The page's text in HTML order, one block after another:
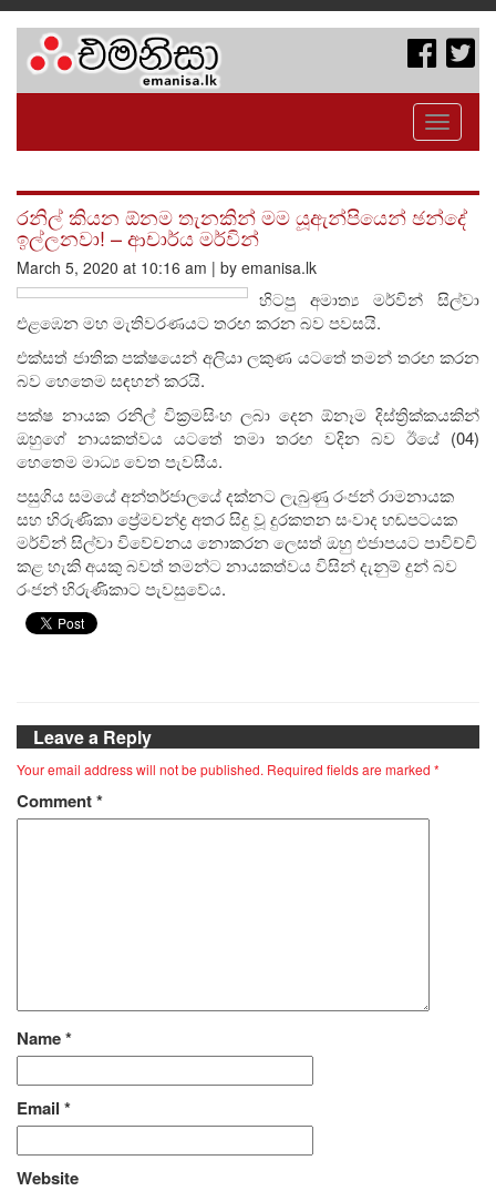
Toggle
රනිල් කියන ඕනම තැනකින් මම යූඇන්පියෙන් ඡන්දේ
ඉල්ලනවා! – ආචාර්ය මර්වින්
March 5, 2020 at 10:16 am | by emanisa.lk
හිටපු අමාත්‍ය මර්වින් සිල්වා
එළඹෙන මහ මැතිවරණයට තරඟ කරන බව පවසයි.
එක්සත් ජාතික පක්ෂයෙන් අලියා ලකුණ යටතේ තමන් තරඟ කරන
බව හෙතෙම සඳහන් කරයි.
පක්ෂ නායක රනිල් වික්‍රමසිංහ ලබා දෙන ඕනෑම දිස්ත්‍රික්කයකින්
ඔහුගේ නායකත්වය යටතේ තමා තරඟ වදින බව ඊයේ (04)
හෙතෙම මාධ්‍ය වෙත පැවසීය.
පසුගිය සමයේ අන්තර්ජාලයේ දක්නට ලැබුණු රංජන් රාමනායක
සහ හිරුණිකා ප්‍රේමචන්ද්‍ර අතර සිදු වූ දුරකතන සංවාද හඬපටයක
මර්වින් සිල්වා විවේචනය නොකරන ලෙසත් ඔහු එජාපයට පාවිච්චි
කළ හැකි අයකු බවත් තමන්ට නායකත්වය විසින් දැනුම් දුන් බව
රංජන් හිරුණිකාට පැවසුවේය.
Leave a Reply
Your email address will not be published. Required fields are marked *
Comment*
Name*
Email *
Website